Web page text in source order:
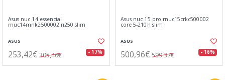
Asus nuc 14 essencial
rnuc14mnk2500002 n250 slim
ASUS
253,42€ 305,46€ - 17%
Asus nuc 15 pro rnuc15crkc500002
core 5-210h slim
ASUS
500,96€ 599,37€ - 16%